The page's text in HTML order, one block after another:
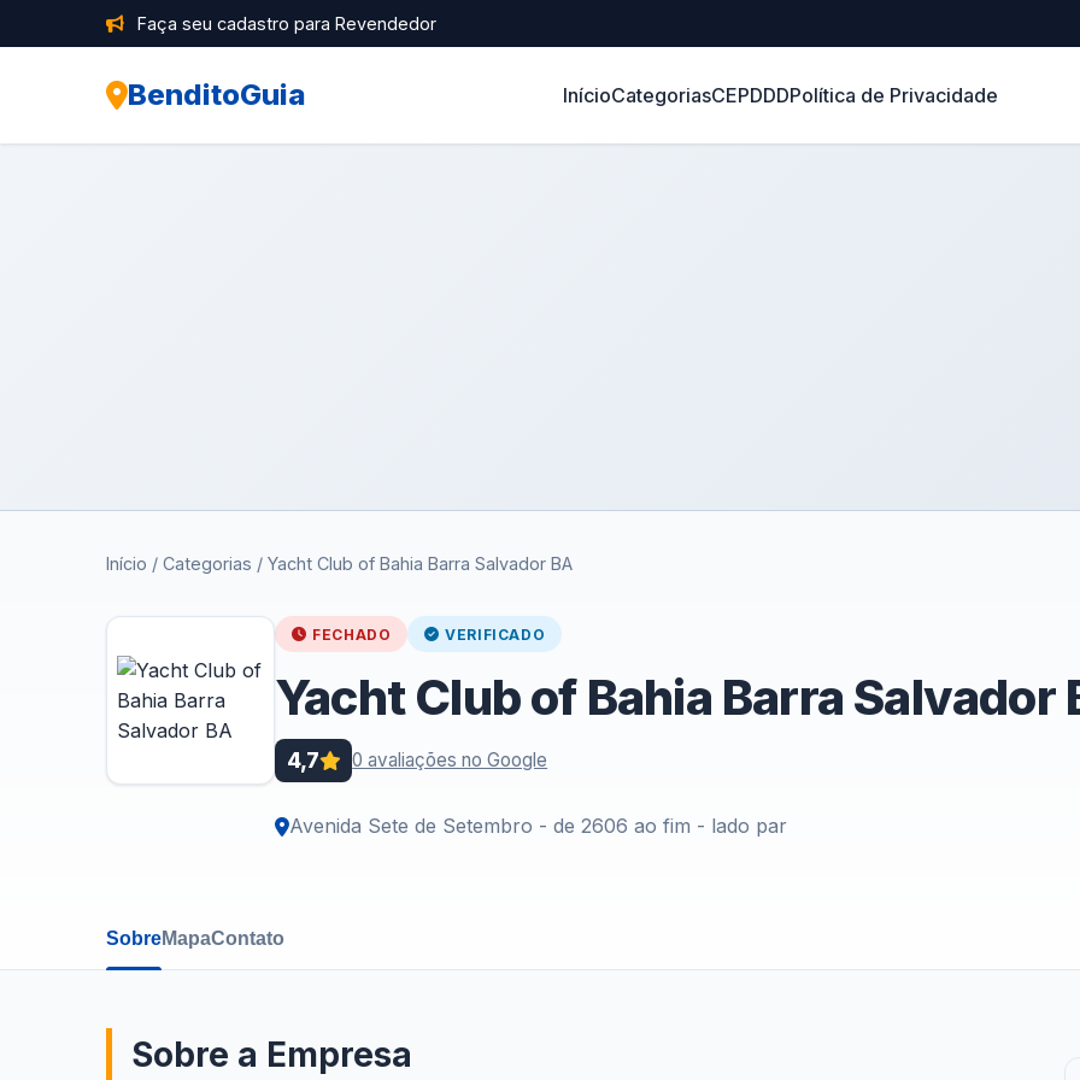
Faça seu cadastro para Revendedor
BenditoGuia InícioCategoriasCEPDDDPolítica de Privacidade
Início / Categorias / Yacht Club of Bahia Barra Salvador BA
FECHADO VERIFICADO
Yacht Club of Bahia Barra Salvador
4,7 0 avaliações no Google
Avenida Sete de Setembro - de 2606 ao fim - lado par
SobreMapaContato
Sobre a Empresa